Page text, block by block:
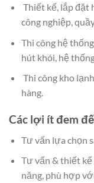
Thiết kế, lắp đặt
công nghiệp,
Thi công hệ
hút khói, hệ
Thi công kho
hàng.
Các lợi ít đem
Tư vấn lựa chọn
Tư vấn & thiết kế
năng, phù hợp